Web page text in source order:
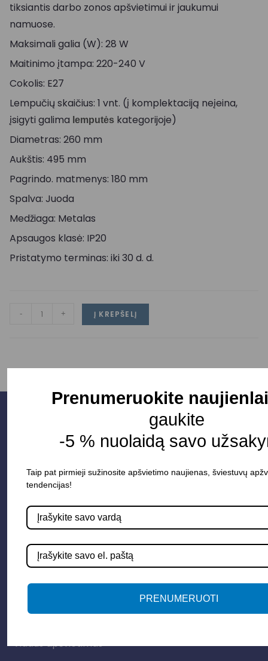
tiksiantis darbo zonos apšvietimui ir jaukumui
namuose.
Maksimali galia (W): 28 W
Maitinimo įtampa: 220-240 V
Cokolis: E27
Lempučių skaičius: 1 vnt. (į komplektaciją neįeina,
įsigyti galima lemputės kategorijoje)
Diametras: 260 mm
Aukštis: 495 mm
Pagrindo. matmenys: 180 mm
Spalva: Juoda
Medžiaga: Metalas
Apsaugos klasė: IP20
Pristatymo terminas: iki 30 d. d.
- + Į KREPŠELĮ
Apšvietimo sistemos
Elektros instaliacija
Vidaus apšvietimas
Prenumeruokite
gaukite
-5 % nuolaidą savo
Taip pat pirmieji sužinosite apšvietimo naujienas, šviestuvų
tendencijas!
PRENUMERUOTI